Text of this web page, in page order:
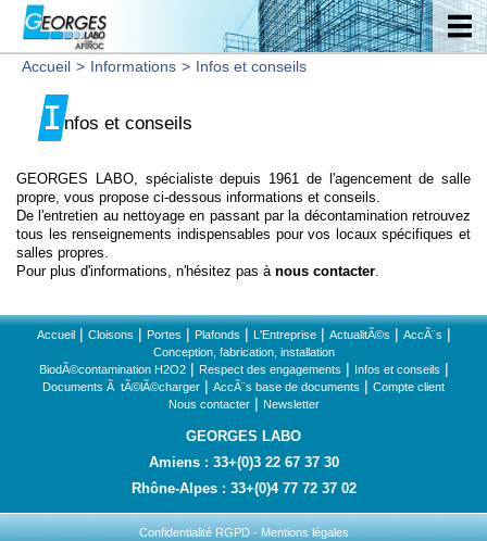
Accueil > Informations > Infos et conseils
Infos et conseils
GEORGES LABO, spécialiste depuis 1961 de l'agencement de salle
propre, vous propose ci-dessous informations et conseils.
De l'entretien au nettoyage en passant par la décontamination retrouvez
tous les renseignements indispensables pour vos locaux spécifiques et
salles propres.
Pour plus d'informations, n'hésitez pas à nous contacter.
Accueil| Cloisons | Portes | Plafonds | L'Entreprise| ActualitÃ©s | AccÃ¨s |
Conception, fabrication, installation
BiodÃ©contamination H2O2| Respect des engagements | Infos et conseils |
Documents Ã tÃ©lÃ©charger | AccÃ¨s base de documents | Compte client
Nous contacter| Newsletter
GEORGES LABO
Amiens : 33+(0)3 22 67 37 30
Rhône-Alpes : 33+(0)4 77 72 37 02
Confidentialité RGPD- Mentions légales